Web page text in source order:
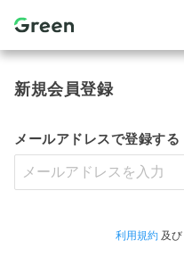
新規会員登録
メールアドレスで登録する
利用規約及び